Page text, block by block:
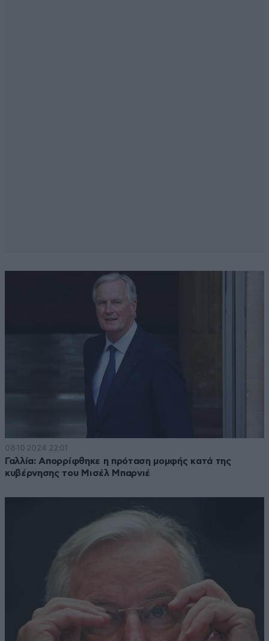
08·10·2024 22:01
Γαλλία: Απορρίφθηκε η πρόταση μομφής κατά της
κυβέρνησης του Μισέλ Μπαρνιέ